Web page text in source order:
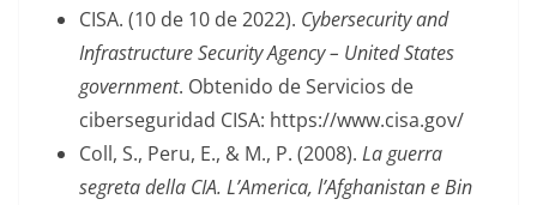
CISA. (10 de 10 de 2022). Cybersecurity and
Infrastructure Security Agency – United States
government. Obtenido de Servicios de
ciberseguridad CISA: https://www.cisa.gov/
Coll, S., Peru, E., & M., P. (2008). La guerra
segreta della CIA. L’America, l’Afghanistan e Bin